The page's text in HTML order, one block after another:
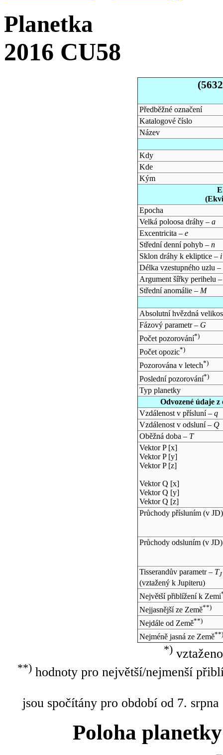
Planetka
2016 CU58
Předběžné označení
Katalogové číslo
Název
Kdy
Kde
Kým
Epocha
Velká poloosa dráhy – a
Excentricita – e
Střední denní pohyb – n
Sklon dráhy k ekliptice – i
Délka vzestupného uzlu –
Argument šířky perihelu
Střední anomálie – M
Absolutní hvězdná
Fázový parametr – G
Počet pozorování*)
Počet opozic*)
Pozorována v letech*)
Poslední pozorování*)
Typ planetky
Odvozené údaje
Vzdálenost v přísluní – q
Vzdálenost v odsluní – Q
Oběžná doba – T
Vektor P [x]
Vektor P [y]
Vektor P [z]
Vektor Q [x]
Vektor Q [y]
Vektor Q [z]
Průchody přísluním (v JD)
Průchody odsluním (v JD)
Tisserandův parametr – TJ
(vztažený k Jupiteru)
Největší přiblížení k Zemi
Nejjasnější ze Země**)
Nejdále od Země**)
Nejméně jasná ze Země**)
*)
**)hodnoty pro největší/nejmenší
jsou spočítány pro období od 7.
Poloha